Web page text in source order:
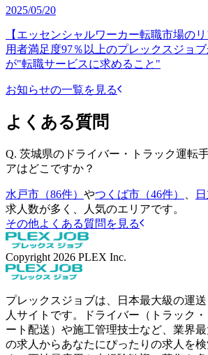
2025/05/20
【エッセンシャルワーカー転職市場の
用者満足度97％以上のプレックスジョ
が"転職サービスに求めること"
お知らせの一覧を見る
よくある質問
Q. 茨城県のドライバー・トラック運転
アはどこですか？
水戸市（86件） やつくば市（46件）
求人数が多く、人気のエリアです。
その他よくある質問を見る
Copyright 2026 PLEX Inc.
プレックスジョブは、日本最大級の運
人サイトです。ドライバー（トラック
ート配送）や施工管理技士など、業界
の求人からあなたにぴったりの求人を